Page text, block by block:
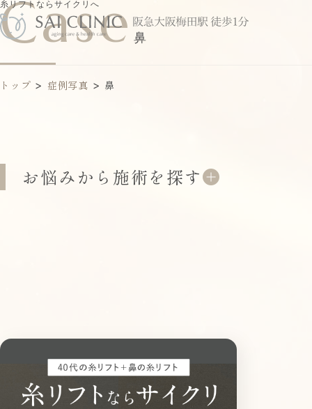
糸リフトならサイクリへ
Case鼻
トップ > 症例写真 > 鼻
お悩みから施術を探す